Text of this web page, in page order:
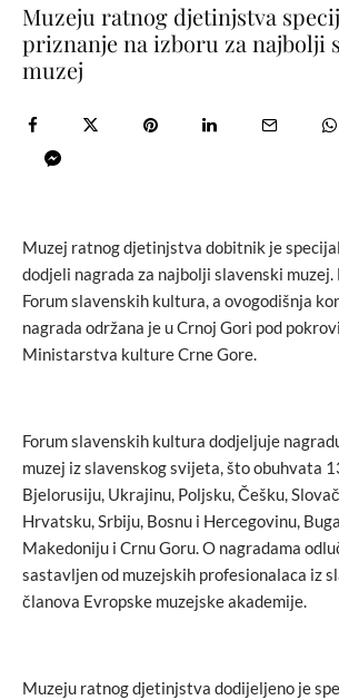
Muzeju ratnog djetinjstva
priznanje na izboru za najbolji
muzej
Muzej ratnog djetinjstva dobitnik je
dodjeli nagrada za najbolji slavenski
Forum slavenskih kultura, a ovogodišnja
nagrada održana je u Crnoj Gori pod
Ministarstva kulture Crne Gore.
Forum slavenskih kultura dodjeljuje
muzej iz slavenskog svijeta, što obuhvata
Bjelorusiju, Ukrajinu, Poljsku, Češku,
Hrvatsku, Srbiju, Bosnu i Hercegovinu,
Makedoniju i Crnu Goru. O nagradama
sastavljen od muzejskih profesionalaca iz
članova Evropske muzejske akademije.
Muzeju ratnog djetinjstva dodijeljeno je